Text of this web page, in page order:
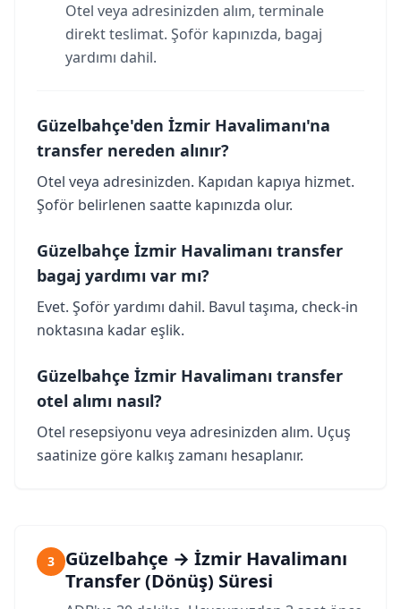
Otel veya adresinizden alım, terminale
direkt teslimat. Şoför kapınızda, bagaj
yardımı dahil.
Güzelbahçe'den İzmir Havalimanı'na
transfer nereden alınır?
Otel veya adresinizden. Kapıdan kapıya hizmet.
Şoför belirlenen saatte kapınızda olur.
Güzelbahçe İzmir Havalimanı transfer
bagaj yardımı var mı?
Evet. Şoför yardımı dahil. Bavul taşıma, check-in
noktasına kadar eşlik.
Güzelbahçe İzmir Havalimanı transfer
otel alımı nasıl?
Otel resepsiyonu veya adresinizden alım. Uçuş
saatinize göre kalkış zamanı hesaplanır.
3
Güzelbahçe → İzmir Havalimanı
Transfer (Dönüş) Süresi